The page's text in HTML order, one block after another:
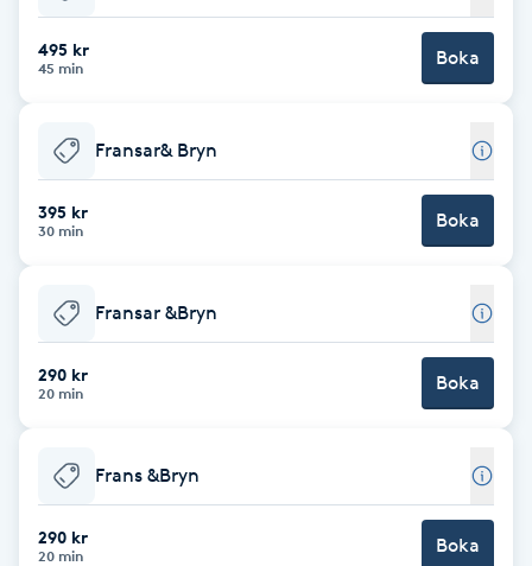
Babylights
Balayage
Bambumassage
Barber
Barnklippning
BIAB
Bottenfärg
495 kr
45 min Boka
Fransar& Bryn
395 kr
30 min Boka
Fransar &Bryn
290 kr
20 min Boka
Frans &Bryn
290 kr
20 min Boka